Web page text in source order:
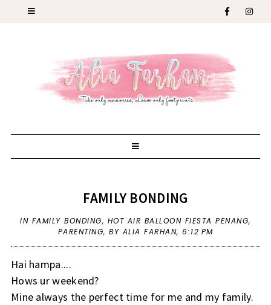
FAMILY BONDING
IN FAMILY BONDING, HOT AIR BALLOON FIESTA PENANG,
PARENTING, BY ALIA FARHAN, 6:12 PM
Hai hampa....
Hows ur weekend?
Mine always the perfect time for me and my family.